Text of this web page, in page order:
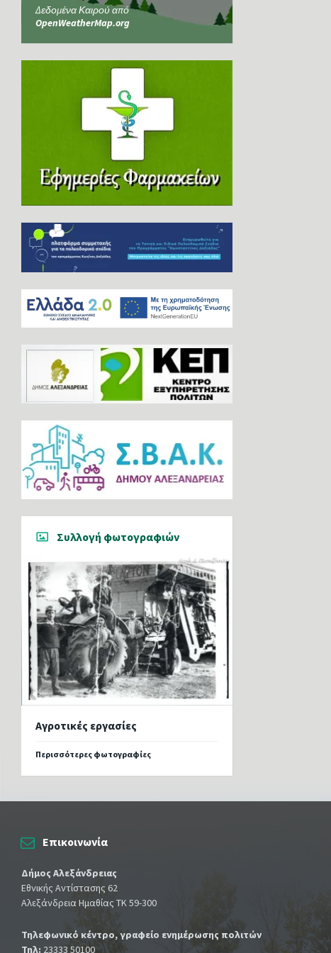
Δεδομένα Καιρού από
OpenWeatherMap.org
Συλλογή φωτογραφιών
Αγροτικές εργασίες
Περισσότερες φωτογραφίες
Επικοινωνία
Δήμος Αλεξάνδρειας
Εθνικής Αντίστασης 62
Αλεξάνδρεια Ημαθίας ΤΚ 59-300
Τηλεφωνικό κέντρο, γραφείο ενημέρωσης πολιτών
Τηλ: 23333 50100